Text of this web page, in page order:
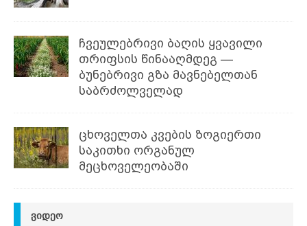
ჩვეულებრივი ბაღის ყვავილი
თრიფსის წინააღმდეგ —
ბუნებრივი გზა მავნებელთან
საბრძოლველად
ცხოველთა კვების ზოგიერთი
საკითხი ორგანულ
მეცხოველეობაში
ᲕᲘᲓᲔᲝ